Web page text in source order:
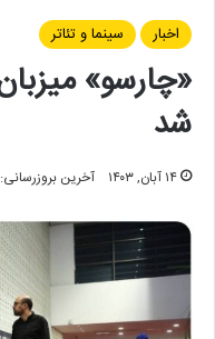
اخبار
سینما و تئاتر
شد
۱۴ آبان, ۱۴۰۳ آخرین بروزرسانی: ۱۴ آبان, ۱۴۰۳